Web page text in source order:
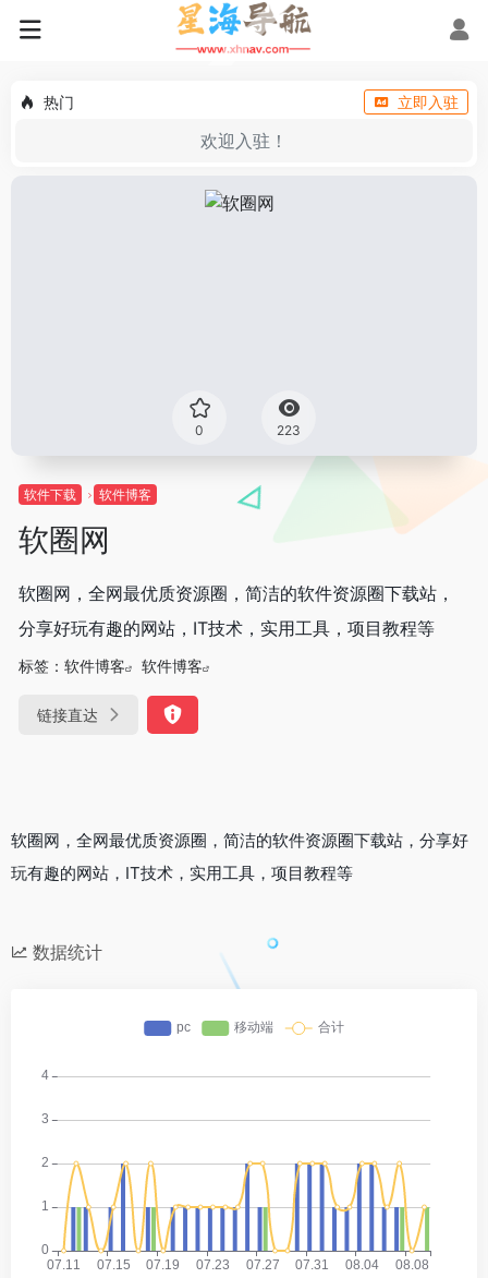
热门 立即入驻
欢迎入驻！
0 223
软件下载 软件博客
软圈网
软圈网，全网最优质资源圈，简洁的软件资源圈下载站，
分享好玩有趣的网站，IT技术，实用工具，项目教程等
标签： 软件博客 软件博客
链接直达
软圈网，全网最优质资源圈，简洁的软件资源圈下载站，分享好
玩有趣的网站，IT技术，实用工具，项目教程等
数据统计